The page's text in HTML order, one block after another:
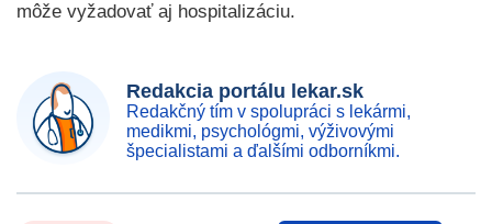
môže vyžadovať aj hospitalizáciu.
Redakcia portálu lekar.sk
Redakčný tím v spolupráci s lekármi,
medikmi, psychológmi, výživovými
špecialistami a ďalšími odborníkmi.